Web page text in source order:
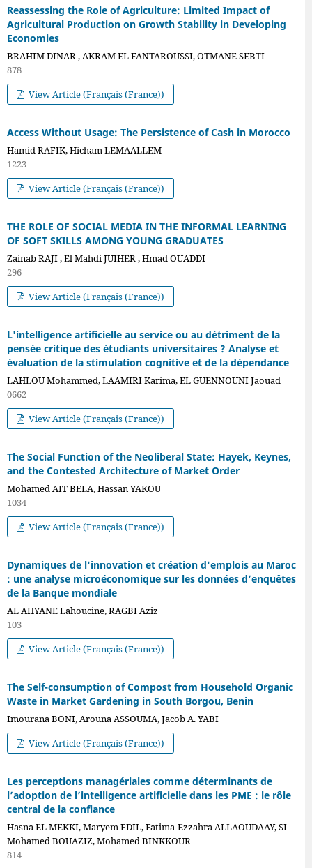
Reassessing the Role of Agriculture: Limited Impact of
Agricultural Production on Growth Stability in Developing
Economies
BRAHIM DINAR , AKRAM EL FANTAROUSSI, OTMANE SEBTI
878
View Article (Français (France))
Access Without Usage: The Persistence of Cash in Morocco
Hamid RAFIK, Hicham LEMAALLEM
1223
View Article (Français (France))
THE ROLE OF SOCIAL MEDIA IN THE INFORMAL LEARNING
OF SOFT SKILLS AMONG YOUNG GRADUATES
Zainab RAJI , El Mahdi JUIHER , Hmad OUADDI
296
View Article (Français (France))
L'intelligence artificielle au service ou au détriment de la
pensée critique des étudiants universitaires ? Analyse et
évaluation de la stimulation cognitive et de la dépendance
LAHLOU Mohammed, LAAMIRI Karima, EL GUENNOUNI Jaouad
0662
View Article (Français (France))
The Social Function of the Neoliberal State: Hayek, Keynes,
and the Contested Architecture of Market Order
Mohamed AIT BELA, Hassan YAKOU
1034
View Article (Français (France))
Dynamiques de l'innovation et création d'emplois au Maroc
: une analyse microéconomique sur les données d’enquêtes
de la Banque mondiale
AL AHYANE Lahoucine, RAGBI Aziz
103
View Article (Français (France))
The Self-consumption of Compost from Household Organic
Waste in Market Gardening in South Borgou, Benin
Imourana BONI, Arouna ASSOUMA, Jacob A. YABI
View Article (Français (France))
Les perceptions managériales comme déterminants de
l’adoption de l’intelligence artificielle dans les PME : le rôle
central de la confiance
Hasna EL MEKKI, Maryem FDIL, Fatima-Ezzahra ALLAOUDAAY, SI
Mohamed BOUAZIZ, Mohamed BINKKOUR
814